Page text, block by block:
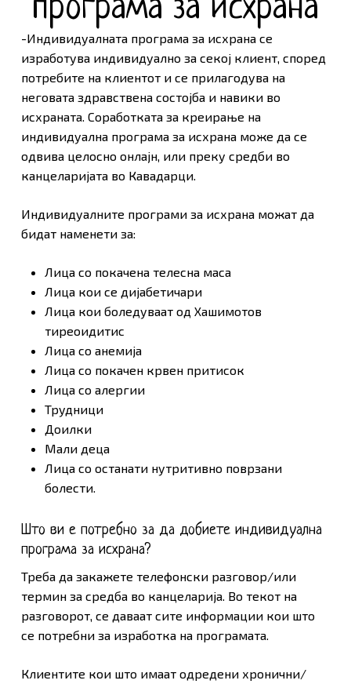
програма за исхрана
-Индивидуалната програма за исхрана се
изработува индивидуално за секој клиент, според
потребите на клиентот и се прилагодува на
неговата здравствена состојба и навики во
исхраната. Соработката за креирање на
индивидуална програма за исхрана може да се
одвива целосно онлајн, или преку средби во
канцеларијата во Кавадарци.
Индивидуалните програми за исхрана можат да
бидат наменети за:
Лица со покачена телесна маса
Лица кои се дијабетичари
Лица кои боледуваат од Хашимотов
тиреоидитис
Лица со анемија
Лица со покачен крвен притисок
Лица со алергии
Трудници
Доилки
Мали деца
Лица со останати нутритивно поврзани
болести.
Што ви е потребно за да добиете индивидуална
програма за исхрана?
Треба да закажете телефонски разговор/или
термин за средба во канцеларија. Во текот на
разговорот, се даваат сите информации кои што
се потребни за изработка на програмата.
Клиентите кои што имаат одредени хронични/